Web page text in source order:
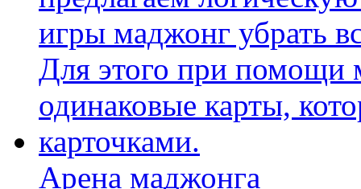
Арена маджонга